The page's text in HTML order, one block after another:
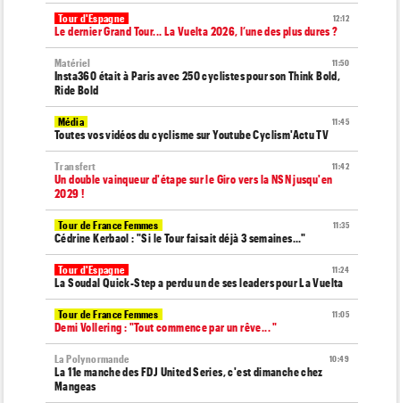
12:12
Tour d'Espagne
Le dernier Grand Tour... La Vuelta 2026, l’une des plus dures ?
11:50
Matériel
Insta360 était à Paris avec 250 cyclistes pour son Think Bold,
Ride Bold
11:45
Média
Toutes vos vidéos du cyclisme sur Youtube Cyclism'Actu TV
11:42
Transfert
Un double vainqueur d'étape sur le Giro vers la NSN jusqu'en
2029 !
11:35
Tour de France Femmes
Cédrine Kerbaol : "Si le Tour faisait déjà 3 semaines..."
11:24
Tour d'Espagne
La Soudal Quick-Step a perdu un de ses leaders pour La Vuelta
11:05
Tour de France Femmes
Demi Vollering : "Tout commence par un rêve... "
10:49
La Polynormande
La 11e manche des FDJ United Series, c'est dimanche chez
Mangeas